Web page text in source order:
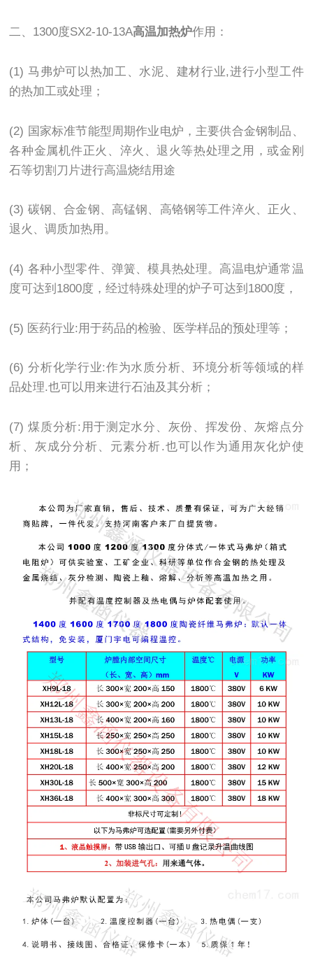
二、1300度SX2-10-13A高温加热炉作用：
(1) 马弗炉可以热加工、水泥、建材行业,进行小型工件
的热加工或处理；
(2) 国家标准节能型周期作业电炉，主要供合金钢制品、
各种金属机件正火、淬火、退火等热处理之用，或金刚
石等切割刀片进行高温烧结用途
(3) 碳钢、合金钢、高锰钢、高铬钢等工件淬火、正火、
退火、调质加热用。
(4) 各种小型零件、弹簧、模具热处理。高温电炉通常温
度可达到1800度，经过特殊处理的炉子可达到1800度，
(5) 医药行业:用于药品的检验、医学样品的预处理等；
(6) 分析化学行业:作为水质分析、环境分析等领域的样
品处理.也可以用来进行石油及其分析；
(7) 煤质分析:用于测定水分、灰份、挥发份、灰熔点分
析、灰成分分析、元素分析.也可以作为通用灰化炉使
用；